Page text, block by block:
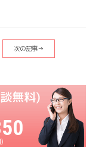
次の記事→